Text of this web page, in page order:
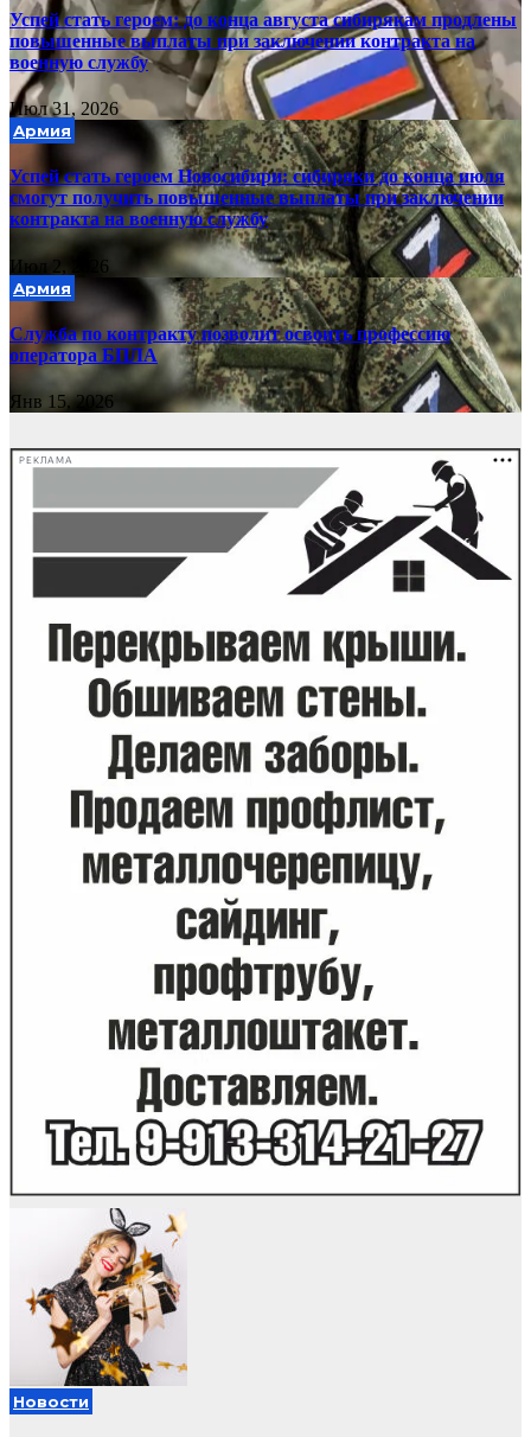
Успей стать героем: до конца августа сибирякам продлены
повышенные выплаты при заключении контракта на
военную службу
Июл 31, 2026
Армия
Успей стать героем Новосибири: сибиряки до конца июля
смогут получить повышенные выплаты при заключении
контракта на военную службу
Июл 2, 2026
Армия
Служба по контракту позволит освоить профессию
оператора БПЛА
Янв 15, 2026
РЕКЛАМА
Новости